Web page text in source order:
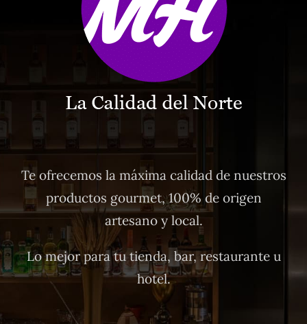
Te ofrecemos la máxima calidad de nuestros
productos gourmet, 100% de origen
artesano y local.
Lo mejor para tu tienda, bar, restaurante u
hotel.